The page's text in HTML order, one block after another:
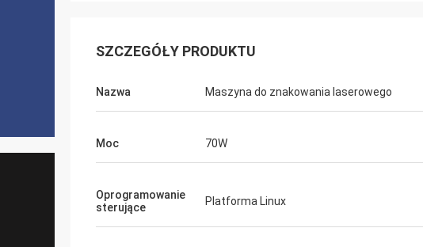
SZCZEGÓŁY PRODUKTU
Nazwa Maszyna do znakowania laserowego
Moc 70W
Oprogramowanie
sterujące
Platforma Linux